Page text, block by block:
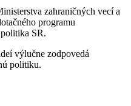
zahraničných vecí a
programu
SR.
výlučne zodpovedá
politiku.